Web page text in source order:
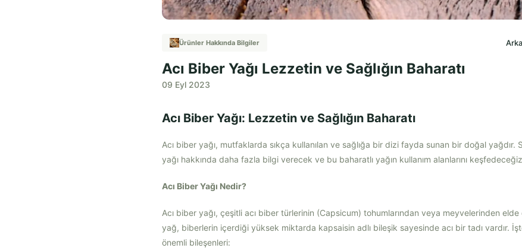
Ürünler Hakkında Bilgiler
Acı Biber Yağı Lezzetin ve Sağlığın Baharatı
09 Eyl 2023
Acı Biber Yağı: Lezzetin ve Sağlığın Baharatı
Acı biber yağı, mutfaklarda sıkça kullanılan ve sağlığa bir dizi fayda sunan bir doğal yağdır.
yağı hakkında daha fazla bilgi verecek ve bu baharatlı yağın kullanım alanlarını
Acı Biber Yağı Nedir?
Acı biber yağı, çeşitli acı biber türlerinin (Capsicum) tohumlarından veya meyvelerinden
yağ, biberlerin içerdiği yüksek miktarda kapsaisin adlı bileşik sayesinde acı bir tadı vardır.
önemli bileşenleri: